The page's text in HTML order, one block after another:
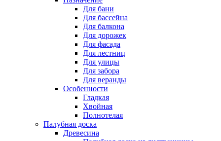
Для бани
Для бассейна
Для балкона
Для дорожек
Для фасада
Для лестниц
Для улицы
Для забора
Для веранды
Особенности
Гладкая
Хвойная
Полнотелая
Палубная доска
Древесина